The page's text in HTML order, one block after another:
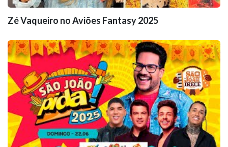
Zé Vaqueiro no Aviões Fantasy 2025